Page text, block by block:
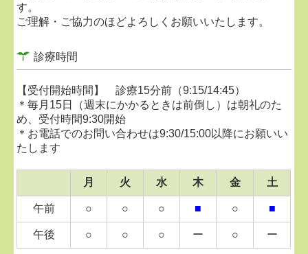
＜肩の専門外来＞
・奇数週の金曜日 15:00～18:30
足の専門外来につきましては、診療日は不定期となっ
最新の診察日程は、院内掲示おそびLINEにてご案内し
ております。
お気軽にお電話でお問い合わせください。
■2026.02.04...混み具合について
当院は比較的、待ち時間が多いクリニックとなって
おりますので、時間に十分な余裕をもってお越しく
途中退室も可能です。順番や目安時間などは、受付
へお気軽にお声かけください。
す。
ご理解・ご協力のほどよろしくお願いいたします。
診療時間
【受付開始時間】 診療15分前（9:15/14:45）
＊毎月15日（週末にかかるときは前倒し）は朝礼のた
め、受付時間9:30開始
＊お電話でのお問い合わせは9:30/15:00以降にお願いい
たします
月 火 水 木 金 土
午前 ○ ○ ○ ■ ○ ■
午後 ○ ○ ○ ー ○ ー